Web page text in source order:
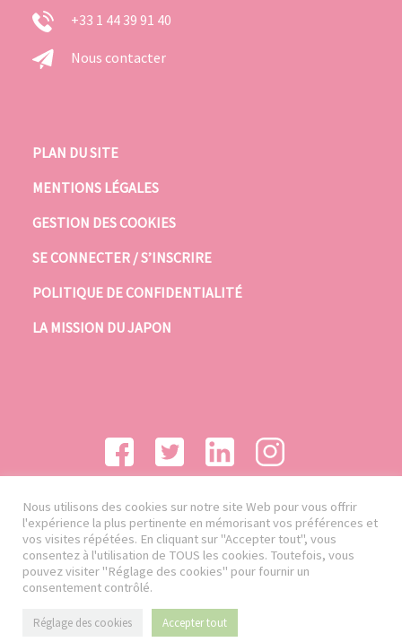
+33 1 44 39 91 40
Nous contacter
PLAN DU SITE
MENTIONS LÉGALES
GESTION DES COOKIES
SE CONNECTER / S’INSCRIRE
POLITIQUE DE CONFIDENTIALITÉ
LA MISSION DU JAPON
Nous utilisons des cookies sur notre site Web pour vous offrir
l'expérience la plus pertinente en mémorisant vos préférences et
vos visites répétées. En cliquant sur "Accepter tout", vous
consentez à l'utilisation de TOUS les cookies. Toutefois, vous
pouvez visiter "Réglage des cookies" pour fournir un
consentement contrôlé.
Réglage des cookies Accepter tout